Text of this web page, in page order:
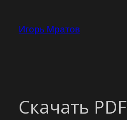
содержимому
Игорь Мратов
Скачать PDF